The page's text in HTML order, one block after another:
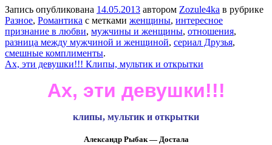
Запись опубликована 14.05.2013 автором Zozule4ka в рубрике
Разное, Романтика с метками женщины, интересное
признание в любви, мужчины и женщины, отношения,
разница между мужчиной и женщиной, сериал Друзья,
смешные комплименты.
Ах, эти девушки!!! Клипы, мультик и открытки
Ах, эти девушки!!!
клипы, мультик и открытки
Александр Рыбак — Достала